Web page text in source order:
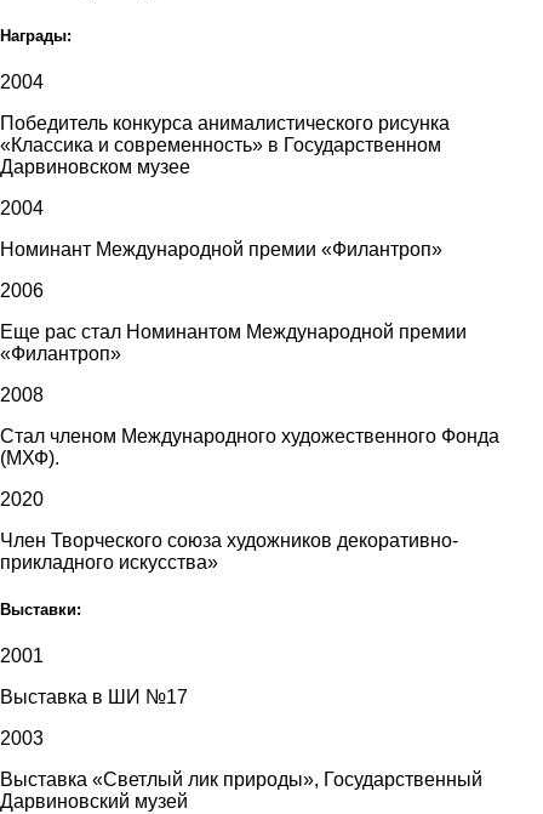
Награды:
2004
Победитель конкурса анималистического рисунка
«Классика и современность» в Государственном
Дарвиновском музее
2004
Номинант Международной премии «Филантроп»
2006
Еще рас стал Номинантом Международной премии
«Филантроп»
2008
Стал членом Международного художественного Фонда
(МХФ).
2020
Член Творческого союза художников декоративно-
прикладного искусства»
Выставки:
2001
Выставка в ШИ №17
2003
Выставка «Светлый лик природы», Государственный
Дарвиновский музей